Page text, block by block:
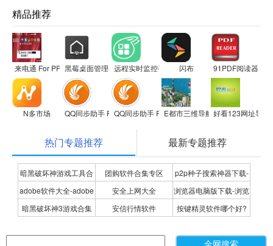
精品推荐
来电通 For PPC黑莓桌面管理器远程实时监控手机软件maply
闪布 91PDF阅读器For
N多市场 QQ同步助手 For S60V3QQ同步助手 For S60V5E都市三维导航软件好看123网址导航
热门专题推荐 最新专题推荐
暗黑破坏神游戏工具合
集
团购软件合集专区
p2p种子搜索神器下载-
P2P种子搜索神器专题
adobe软件大全-adobe
全系列软件下载-adobe
安全上网大全
浏览器电脑版下载-浏览
器下载合集
暗黑破坏神3游戏合集 安信行情软件
按键精灵软件哪个好?